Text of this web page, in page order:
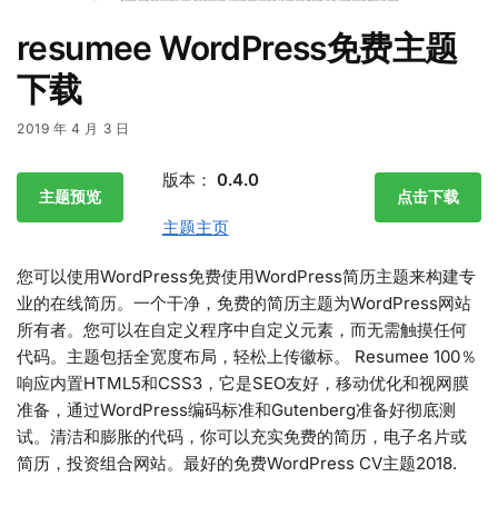
resumee WordPress免费主题
下载
2019 年 4 月 3 日
主题预览 点击下载
版本： 0.4.0
主题主页
您可以使用WordPress免费使用WordPress简历主题来构建专
业的在线简历。一个干净，免费的简历主题为WordPress网站
所有者。您可以在自定义程序中自定义元素，而无需触摸任何
代码。主题包括全宽度布局，轻松上传徽标。 Resumee 100％
响应内置HTML5和CSS3，它是SEO友好，移动优化和视网膜
准备，通过WordPress编码标准和Gutenberg准备好彻底测
试。清洁和膨胀的代码，你可以充实免费的简历，电子名片或
简历，投资组合网站。最好的免费WordPress CV主题2018.